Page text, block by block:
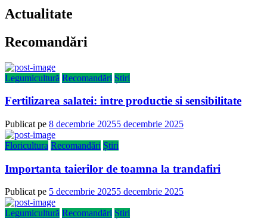
Actualitate
Recomandări
Legumicultură Recomandări Știri
Fertilizarea salatei: intre productie si sensibilitate
Publicat pe 8 decembrie 20255 decembrie 2025
Floricultura Recomandări Știri
Importanta taierilor de toamna la trandafiri
Publicat pe 5 decembrie 20255 decembrie 2025
Legumicultură Recomandări Știri